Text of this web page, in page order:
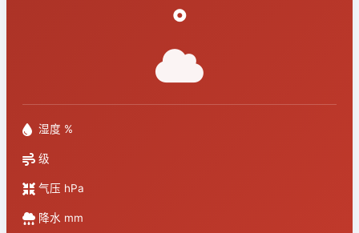
°
湿度 %
级
气压 hPa
降水 mm